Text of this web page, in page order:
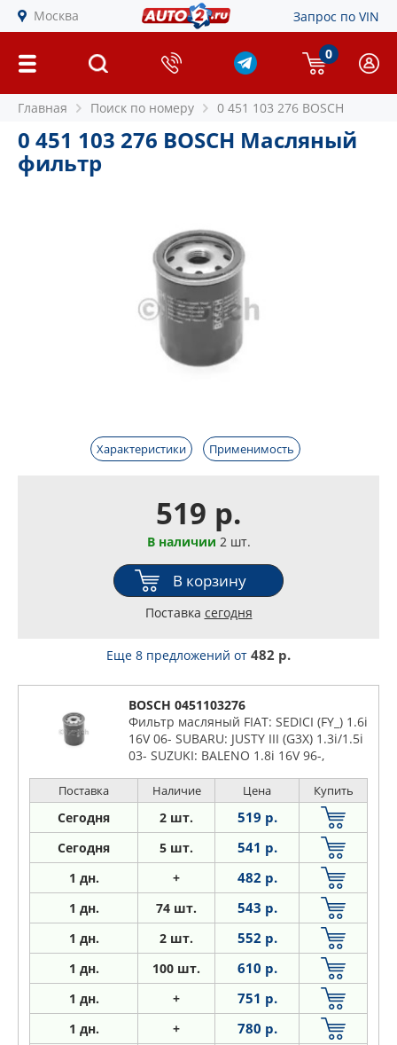
Москва Запрос по VIN
0
Главная Поиск по номеру 0 451 103 276 BOSCH
0 451 103 276 BOSCH Масляный
фильтр
Характеристики Применимость
519 р.
В наличии 2 шт.
В корзину
Поставка сегодня
Еще 8 предложений от 482 р.
BOSCH 0451103276
Фильтр масляный FIAT: SEDICI (FY_) 1.6i
16V 06- SUBARU: JUSTY III (G3X) 1.3i/1.5i
03- SUZUKI: BALENO 1.8i 16V 96-,
Поставка Наличие Цена Купить
Сегодня 2 шт. 519 р.
Сегодня 5 шт. 541 р.
1 дн. + 482 р.
1 дн. 74 шт. 543 р.
1 дн. 2 шт. 552 р.
1 дн. 100 шт. 610 р.
1 дн. + 751 р.
1 дн. + 780 р.